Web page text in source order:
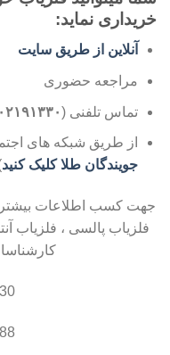
خریداری نماید:
آنلاین از طریق سایت
مراجعه حضوری
تماس تلفنی (۰۹۱۰۲۱۹۱۳۳۰ –
از طریق شبکه های
جویندگان طلا کلیک کنید
جهت کسب اطلاعات بیشتر
فلزیاب پالسی ، فلزیاب